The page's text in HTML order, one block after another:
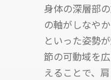
身体の深層部
の軸がしなや
といった姿勢
節の可動域を
えることで、